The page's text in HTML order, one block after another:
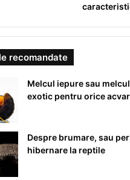
recomandate
Melcul iepure sau
exotic pentru orice
Despre brumare, sau
hibernare la reptile